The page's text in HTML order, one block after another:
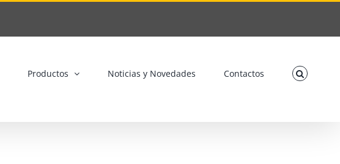
Productos Noticias y Novedades Contactos